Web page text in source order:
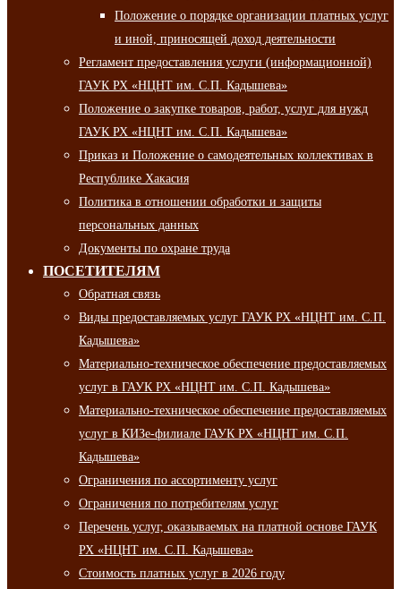
Положение о порядке организации платных услуг
и иной, приносящей доход деятельности
Регламент предоставления услуги (информационной)
ГАУК РХ «НЦНТ им. С.П. Кадышева»
Положение о закупке товаров, работ, услуг для нужд
ГАУК РХ «НЦНТ им. С.П. Кадышева»
Приказ и Положение о самодеятельных коллективах в
Республике Хакасия
Политика в отношении обработки и защиты
персональных данных
Документы по охране труда
ПОСЕТИТЕЛЯМ
Обратная связь
Виды предоставляемых услуг ГАУК РХ «НЦНТ им. С.П.
Кадышева»
Материально-техническое обеспечение предоставляемых
услуг в ГАУК РХ «НЦНТ им. С.П. Кадышева»
Материально-техническое обеспечение предоставляемых
услуг в КИЗе-филиале ГАУК РХ «НЦНТ им. С.П.
Кадышева»
Ограничения по ассортименту услуг
Ограничения по потребителям услуг
Перечень услуг, оказываемых на платной основе ГАУК
РХ «НЦНТ им. С.П. Кадышева»
Стоимость платных услуг в 2026 году